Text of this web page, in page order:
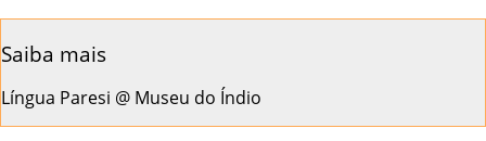
Saiba mais
Língua Paresi @ Museu do Índio